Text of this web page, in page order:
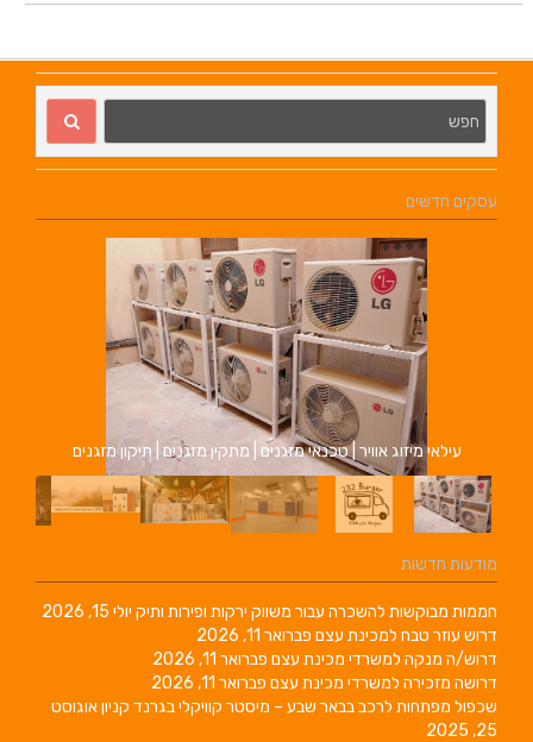
עסקים חדשים
עילאי מיזוג אוויר | טכנאי מזגנים | מתקין מזגנים | תיקון מזגנים
מודעות חדשות
חממות מבוקשות להשכרה עבור משווק ירקות ופירות ותיק יולי 15, 2026
דרוש עוזר טבח למכינת עצם פברואר 11, 2026
דרוש/ה מנקה למשרדי מכינת עצם פברואר 11, 2026
דרושה מזכירה למשרדי מכינת עצם פברואר 11, 2026
שכפול מפתחות לרכב בבאר שבע – מיסטר קוויקלי בגרנד קניוןאוגוסט
25, 2025